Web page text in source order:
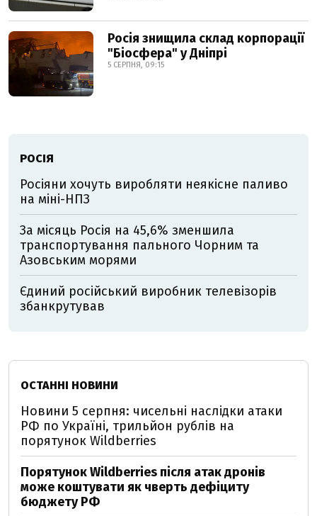
Росія знищила склад корпорації
"Біосфера" у Дніпрі
5 СЕРПНЯ, 09:15
РОСІЯ
Росіяни хочуть виробляти неякісне паливо
на міні-НПЗ
За місяць Росія на 45,6% зменшила
транспортування пального Чорним та
Азовським морями
Єдиний російський виробник телевізорів
збанкрутував
ОСТАННІ НОВИНИ
Новини 5 серпня: чисельні наслідки атаки
РФ по Україні, трильйон рублів на
порятунок Wildberries
Порятунок Wildberries після атак дронів
може коштувати як чверть дефіциту
бюджету РФ